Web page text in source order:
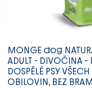
MONGE dog
ADULT - DIVOČINA -
DOSPĚLÉ PSY
OBILOVIN, BEZ